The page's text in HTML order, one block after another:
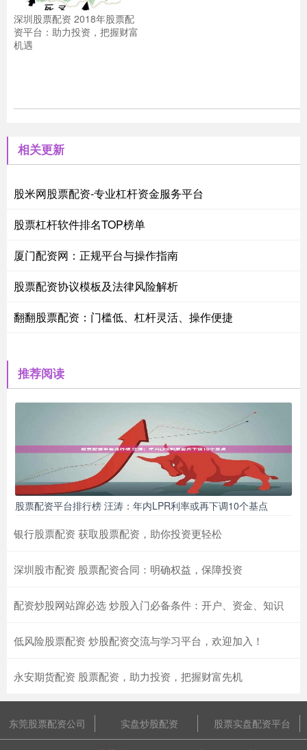
深圳股票配资 2018年股票配
资平台：助力投资，把握财富
机遇
相关更新
股米网股票配资-专业杠杆资金服务平台
股票杠杆软件排名TOP榜单
厦门配资网：正规平台与操作指南
股票配资协议模板及法律风险解析
翻翻股票配资：门槛低、杠杆灵活、操作便捷
推荐阅读
股票配资平台排行榜 汪涛：年内LPR利率或再下调10个基点
银行股票配资 获取股票配资，助你投资更轻松
深圳股市配资 股票配资合同：明确权益，保障投资
配资炒股网站蹿必选 炒股入门必备条件：开户、资金、知识
低风险股票配资 炒股配资交流与学习平台，欢迎加入！
永安期货配资 股票配资，助力投资，把握财富先机
东莞股票配资公司 实盘炒股配资 股票实盘配资平台